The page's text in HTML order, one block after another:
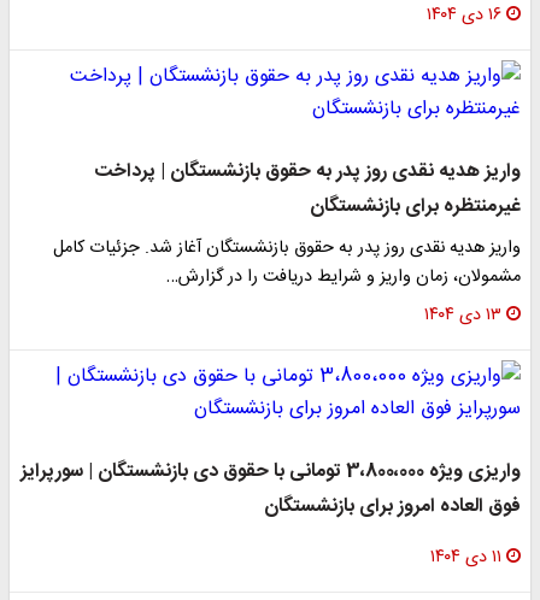
۱۶ دی ۱۴۰۴
واریز هدیه نقدی روز پدر به حقوق بازنشستگان | پرداخت
غیرمنتظره برای بازنشستگان
واریز هدیه نقدی روز پدر به حقوق بازنشستگان آغاز شد. جزئیات کامل
مشمولان، زمان واریز و شرایط دریافت را در گزارش…
۱۳ دی ۱۴۰۴
واریزی ویژه 3،800،000 تومانی با حقوق دی بازنشستگان | سورپرایز
فوق العاده امروز برای بازنشستگان
۱۱ دی ۱۴۰۴